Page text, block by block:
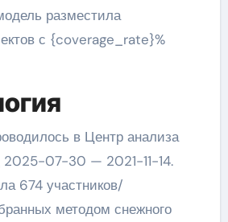
разместила
с {coverage_rate}%
в Центр анализа
2025-07-30 — 2021-11-14.
674 участников/
методом снежного